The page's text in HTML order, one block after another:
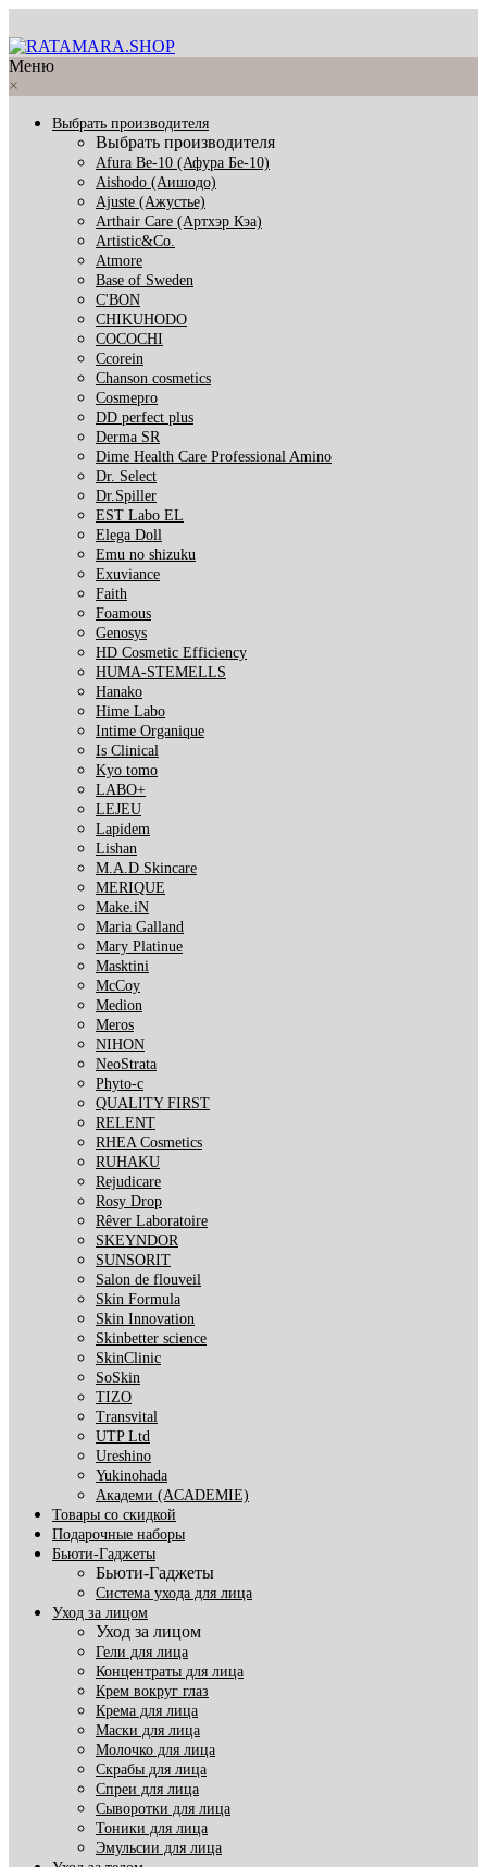
Меню
×
Выбрать производителя
Выбрать производителя
Afura Be-10 (Афура Бе-10)
Aishodo (Аишодо)
Ajuste (Ажустье)
Arthair Care (Артхэр Кэа)
Artistic&Co.
Atmore
Base of Sweden
C'BON
CHIKUHODO
COCOCHI
Ccorein
Chanson cosmetics
Cosmepro
DD perfect plus
Derma SR
Dime Health Care Professional Amino
Dr. Select
Dr.Spiller
EST Labo EL
Elega Doll
Emu no shizuku
Exuviance
Faith
Foamous
Genosys
HD Cosmetic Efficiency
HUMA-STEMELLS
Hanako
Hime Labo
Intime Organique
Is Clinical
Kyo tomo
LABO+
LEJEU
Lapidem
Lishan
M.A.D Skincare
MERIQUE
Make.iN
Maria Galland
Mary Platinue
Masktini
McCoy
Medion
Meros
NIHON
NeoStrata
Phyto-c
QUALITY FIRST
RELENT
RHEA Cosmetics
RUHAKU
Rejudicare
Rosy Drop
Rêver Laboratoire
SKEYNDOR
SUNSORIT
Salon de flouveil
Skin Formula
Skin Innovation
Skinbetter science
SkinСlinic
SoSkin
TIZO
Transvital
UTP Ltd
Ureshino
Yukinohada
Академи (ACADEMIE)
Товары со скидкой
Подарочные наборы
Бьюти-Гаджеты
Бьюти-Гаджеты
Система ухода для лица
Уход за лицом
Уход за лицом
Гели для лица
Концентраты для лица
Крем вокруг глаз
Крема для лица
Маски для лица
Молочко для лица
Скрабы для лица
Спреи для лица
Сыворотки для лица
Тоники для лица
Эмульсии для лица